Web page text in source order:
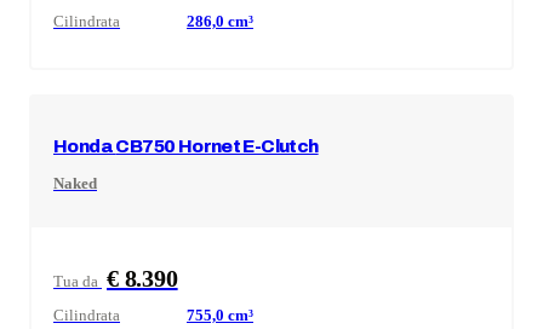
Cilindrata 286,0 cm³
HondaCB750 Hornet E-Clutch
Naked
Tua da € 8.390
Cilindrata 755,0 cm³